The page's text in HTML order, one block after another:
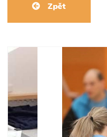
Zpět